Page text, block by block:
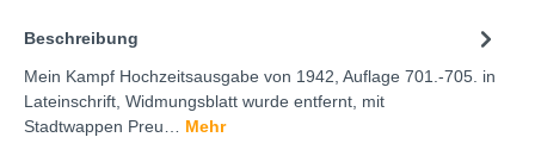
Beschreibung
Mein Kampf Hochzeitsausgabe von 1942, Auflage 701.-705. in
Lateinschrift, Widmungsblatt wurde entfernt, mit
Stadtwappen Preu… Mehr